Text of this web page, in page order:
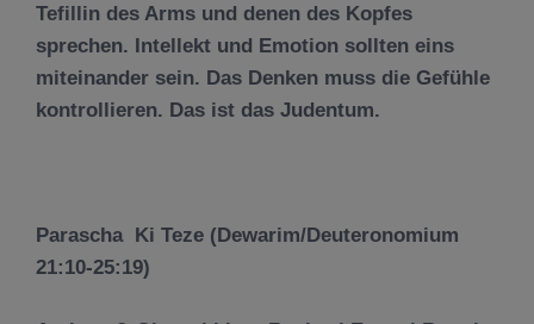
Tefillin des Arms und denen des Kopfes
sprechen. Intellekt und Emotion sollten eins
miteinander sein. Das Denken muss die Gefühle
kontrollieren. Das ist das Judentum.
Parascha Ki Teze (Dewarim/Deuteronomium
21:10-25:19)